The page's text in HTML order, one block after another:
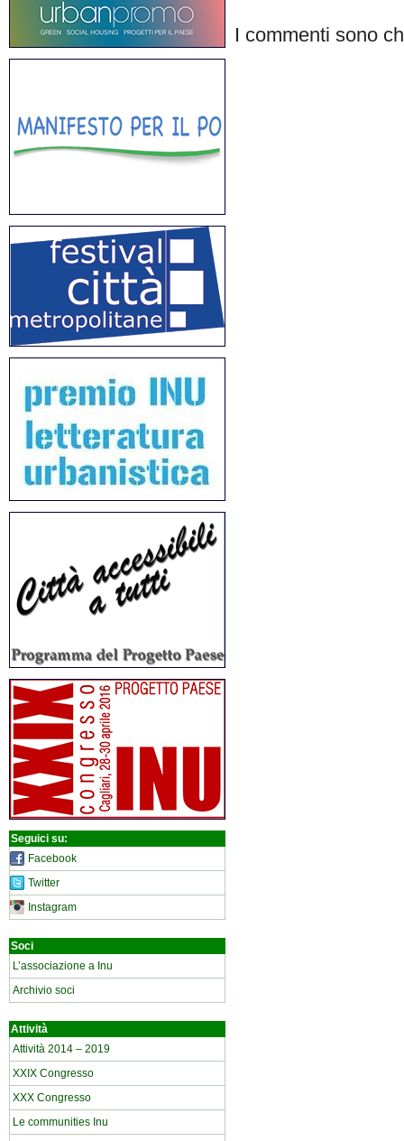
Seguici su:
Facebook
Twitter
Instagram
Soci
L’associazione a Inu
Archivio soci
Attività
Attività 2014 – 2019
XXIX Congresso
XXX Congresso
Le communities Inu
I commenti sono